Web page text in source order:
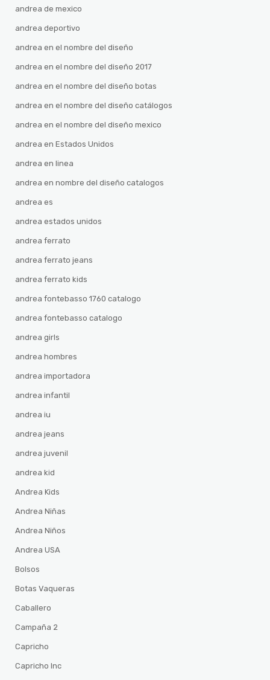
andrea de mexico
andrea deportivo
andrea en el nombre del diseño
andrea en el nombre del diseño 2017
andrea en el nombre del diseño botas
andrea en el nombre del diseño catálogos
andrea en el nombre del diseño mexico
andrea en Estados Unidos
andrea en linea
andrea en nombre del diseño catalogos
andrea es
andrea estados unidos
andrea ferrato
andrea ferrato jeans
andrea ferrato kids
andrea fontebasso 1760 catalogo
andrea fontebasso catalogo
andrea girls
andrea hombres
andrea importadora
andrea infantil
andrea iu
andrea jeans
andrea juvenil
andrea kid
Andrea Kids
Andrea Niñas
Andrea Niños
Andrea USA
Bolsos
Botas Vaqueras
Caballero
Campaña 2
Capricho
Capricho Inc